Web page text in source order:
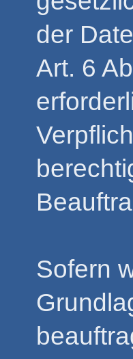
der
Art. 6
Sofern